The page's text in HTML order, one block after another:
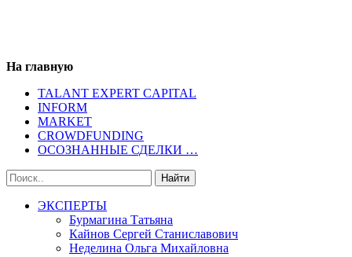
На главную
TALANT EXPERT CAPITAL
INFORM
MARKET
CROWDFUNDING
ОСОЗНАННЫЕ СДЕЛКИ …
ЭКСПЕРТЫ
Бурмагина Татьяна
Кайнов Сергей Станиславович
Неделина Ольга Михайловна